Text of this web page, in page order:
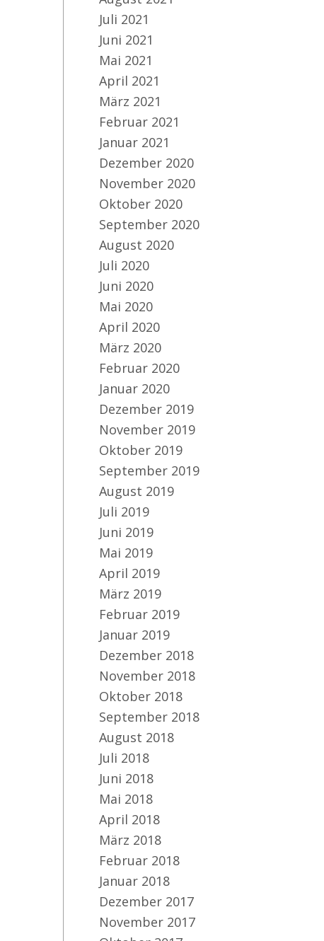
Juli 2021
Juni 2021
Mai 2021
April 2021
März 2021
Februar 2021
Januar 2021
Dezember 2020
November 2020
Oktober 2020
September 2020
August 2020
Juli 2020
Juni 2020
Mai 2020
April 2020
März 2020
Februar 2020
Januar 2020
Dezember 2019
November 2019
Oktober 2019
September 2019
August 2019
Juli 2019
Juni 2019
Mai 2019
April 2019
März 2019
Februar 2019
Januar 2019
Dezember 2018
November 2018
Oktober 2018
September 2018
August 2018
Juli 2018
Juni 2018
Mai 2018
April 2018
März 2018
Februar 2018
Januar 2018
Dezember 2017
November 2017